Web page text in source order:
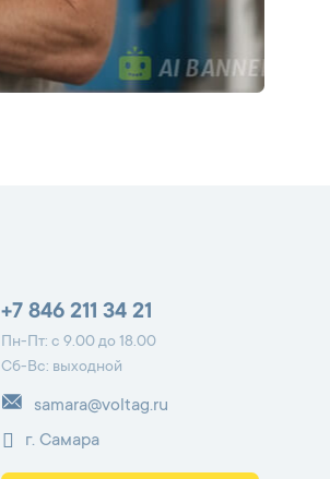
+7 846 211 34 21
Пн-Пт: с 9.00 до 18.00
Сб-Вс: выходной
samara@voltag.ru
г. Самара